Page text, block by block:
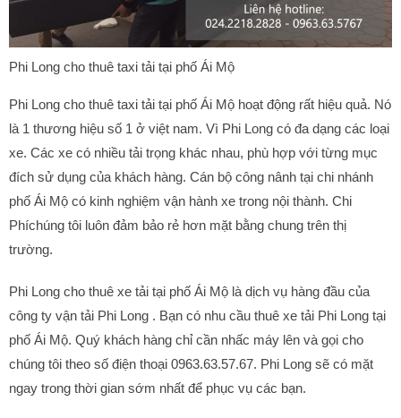
Phi Long cho thuê taxi tải tại phố Ái Mộ
Phi Long cho thuê taxi tải tại phố Ái Mộ hoạt động rất hiệu quả. Nó
là 1 thương hiệu số 1 ở việt nam. Vì Phi Long có đa dạng các loại
xe. Các xe có nhiều tải trọng khác nhau, phù hợp với từng mục
đích sử dụng của khách hàng. Cán bộ công nânh tại chi nhánh
phố Ái Mộ có kinh nghiệm vận hành xe trong nội thành. Chi
Phíchúng tôi luôn đảm bảo rẻ hơn mặt bằng chung trên thị
trường.
Phi Long cho thuê xe tải tại phố Ái Mộ là dịch vụ hàng đầu của
công ty vận tải Phi Long . Bạn có nhu cầu thuê xe tải Phi Long tại
phố Ái Mộ. Quý khách hàng chỉ cần nhấc máy lên và gọi cho
chúng tôi theo số điện thoại 0963.63.57.67. Phi Long sẽ có mặt
ngay trong thời gian sớm nhất để phục vụ các bạn.